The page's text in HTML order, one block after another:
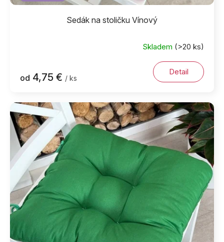
Sedák na stoličku Vínový
Skladem (>20 ks)
od 4,75 € / ks
Detail